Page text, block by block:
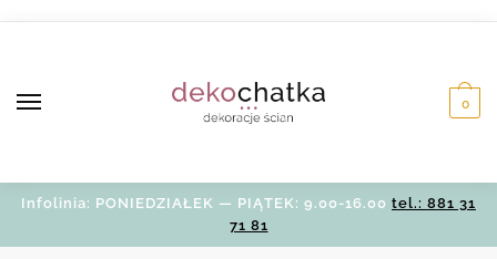
0
Infolinia: PONIEDZIAŁEK — PIĄTEK: 9.00-16.00 tel.: 881 31
71 81